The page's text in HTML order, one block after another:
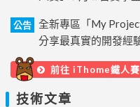
公告
全新專區「My
分享最真實的開發經
前往 iThome鐵人賽
技術文章